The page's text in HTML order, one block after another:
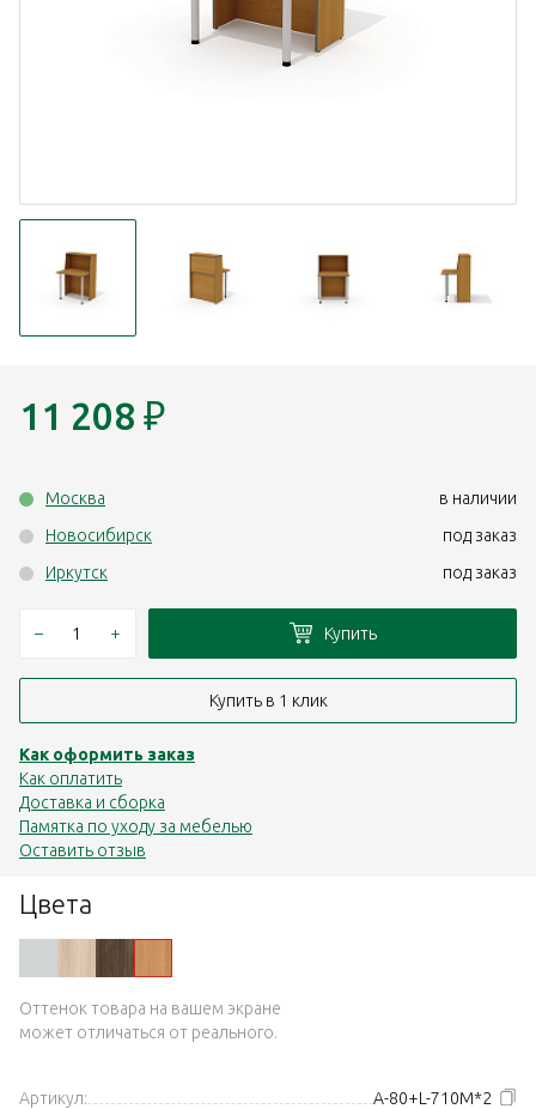
Цвета
Оттенок товара на вашем экране
может отличаться от реального.
Артикул:
А-80+L-710М*2
11 208 ₽
Москва
в наличии
Новосибирск
под заказ
Иркутск
под заказ
– + Купить
Купить в 1 клик
Как оформить заказ
Как оплатить
Доставка и сборка
Памятка по уходу за мебелью
Оставить отзыв